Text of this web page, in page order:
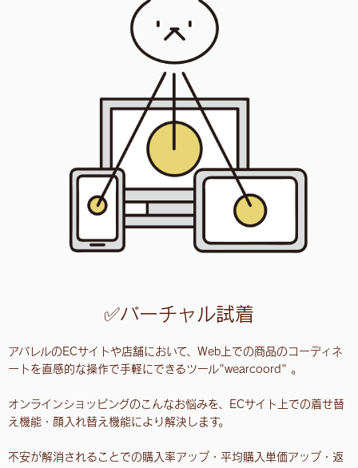
✅バーチャル試着
アパレルのECサイトや店舗において、Web上での商品のコーディネ
ートを直感的な操作で手軽にできるツール"wearcoord" 。
オンラインショッピングのこんなお悩みを、ECサイト上での着せ替
え機能・顔入れ替え機能により解決します。
不安が解消されることでの購入率アップ・平均購入単価アップ・返